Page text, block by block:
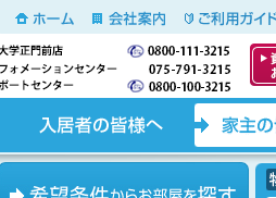
ホーム 会社案内 ご利用ガイド
資
い